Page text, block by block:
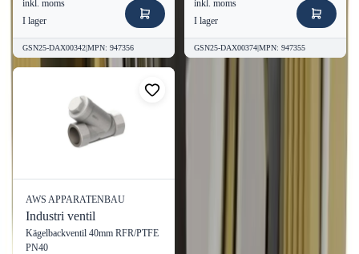
inkl. moms
I lager
GSN25-DAX00342|MPN: 947356
inkl. moms
I lager
GSN25-DAX00374|MPN: 947355
AWS APPARATENBAU
Industri ventil
Kägelbackventil 40mm RFR/PTFE
PN40